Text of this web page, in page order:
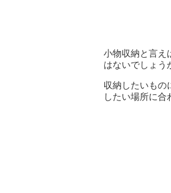
小物収納と言え
はないでしょう
収納したいもの
したい場所に合